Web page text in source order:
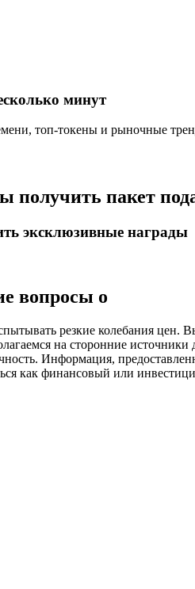
и сырьевые товары
минут
топ-токены и рыночные
получить пакет
эксклюзивные награды
вопросы о
резкие колебания цен.
на сторонние
Информация,
как финансовый или